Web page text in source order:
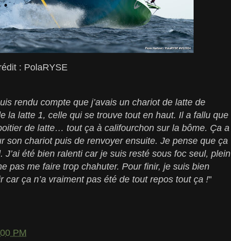
: PolaRYSE
rendu compte que j’avais un chariot de latte de
la latte 1, celle qui se trouve tout en haut. Il a fallu que
de latte… tout ça à califourchon sur la bôme. Ça a
son chariot puis de renvoyer ensuite. Je pense que ça
J’ai été bien ralenti car je suis resté sous foc seul, plein
pas me faire trop chahuter. Pour finir, je suis bien
car ça n’a vraiment pas été de tout repos tout ça !"
PM